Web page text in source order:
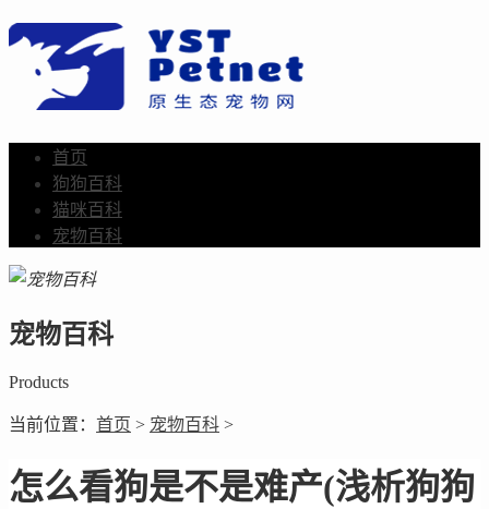
首页
狗狗百科
猫咪百科
宠物百科
宠物百科
Products
当前位置： 首页 > 宠物百科 >
怎么看狗是不是难产(浅析狗狗